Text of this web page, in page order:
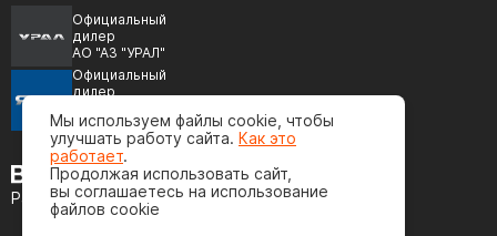
Официальный
дилер
АО "АЗ "УРАЛ"
Официальный
дилер
(ЯМЗ)
Разработка сайта
Мы используем файлы cookie, чтобы
улучшать работу сайта. Как это
работает.
Продолжая использовать сайт,
вы соглашаетесь на использование
файлов cookie